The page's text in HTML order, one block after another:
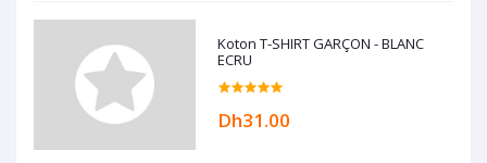
Koton T-SHIRT GARÇON - BLANC
ECRU
Dh31.00